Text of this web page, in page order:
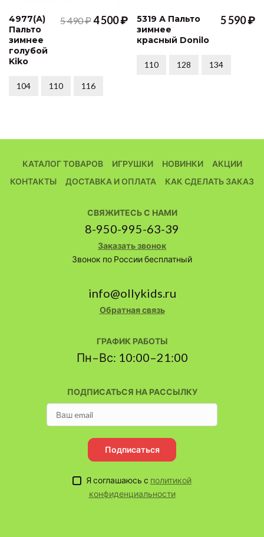
4977(А)
Пальто
зимнее
голубой
Kiko
5 490 ₽4 500 ₽
104 110 116
5319 А Пальто
зимнее
красный Donilo
5 590 ₽
110 128 134
КАТАЛОГ ТОВАРОВ ИГРУШКИ НОВИНКИ
АКЦИИ
КОНТАКТЫ
ДОСТАВКА И ОПЛАТА КАК СДЕЛАТЬ ЗАКАЗ
ПОДПИСАТЬСЯ НА РАССЫЛКУ
Подписаться
Я соглашаюсь с политикой
конфиденциальности
СВЯЖИТЕСЬ С НАМИ
8-950-995-63-39
Заказать звонок
Звонок по России бесплатный
info@ollykids.ru
Обратная связь
ГРАФИК РАБОТЫ
Пн–Вс: 10:00–21:00